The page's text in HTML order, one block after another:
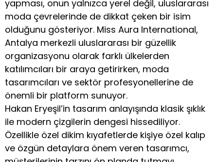
yapması, onun yalnızca yerel değil, uluslararası
moda çevrelerinde de dikkat çeken bir isim
olduğunu gösteriyor. Miss Aura International,
Antalya merkezli uluslararası bir güzellik
organizasyonu olarak farklı ülkelerden
katılımcıları bir araya getirirken, moda
tasarımcıları ve sektör profesyonellerine de
önemli bir platform sunuyor.
Hakan Eryeşil’in tasarım anlayışında klasik şıklık
ile modern çizgilerin dengesi hissediliyor.
Özellikle özel dikim kıyafetlerde kişiye özel kalıp
ve özgün detaylara önem veren tasarımcı,